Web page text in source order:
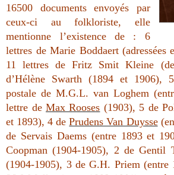
16500 documents envoyés par
ceux-ci au folkloriste, elle
mentionne l’existence de : 6
lettres de Marie Boddaert (adressées
11 lettres de Fritz Smit Kleine
d’Hélène Swarth (1894 et 1906),
postale de M.G.L. van Loghem
lettre de Max Rooses (1903), 5 de
et 1893), 4 dePrudens Van Duysse
de Servais Daems (entre 1893 et
Coopman (1904-1905), 2 de Gentil
(1904-1905), 3 de G.H. Priem (entre